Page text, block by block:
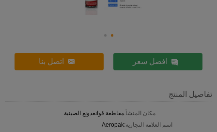
افضل سعر اتصل بنا
تفاصيل المنتج
مكان المنشأ:مقاطعة قوانغدونغ الصينية
اسم العلامة التجارية:Aeropak